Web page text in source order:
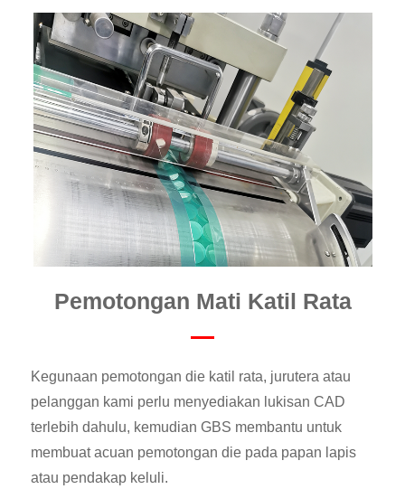
Pemotongan Mati Katil Rata
Kegunaan pemotongan die katil rata, jurutera atau
pelanggan kami perlu menyediakan lukisan CAD
terlebih dahulu, kemudian GBS membantu untuk
membuat acuan pemotongan die pada papan lapis
atau pendakap keluli.